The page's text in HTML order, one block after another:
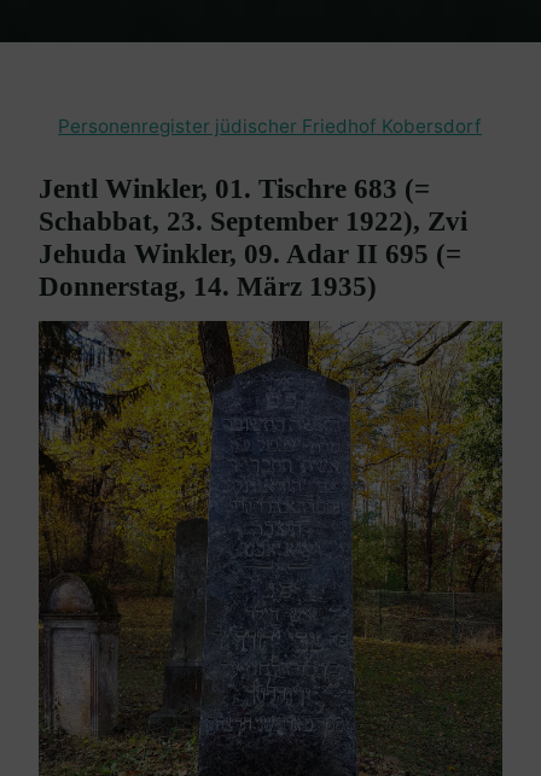
Personenregister jüdischer Friedhof Kobersdorf
Jentl Winkler, 01. Tischre 683 (=
Schabbat, 23. September 1922), Zvi
Jehuda Winkler, 09. Adar II 695 (=
Donnerstag, 14. März 1935)